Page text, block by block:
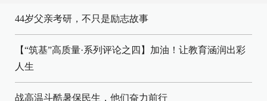
44岁父亲考研，不只是励志故事
【“筑基”高质量·系列评论之四】加油！让教育涵润出彩
人生
战高温斗酷暑保民生，他们奋力前行